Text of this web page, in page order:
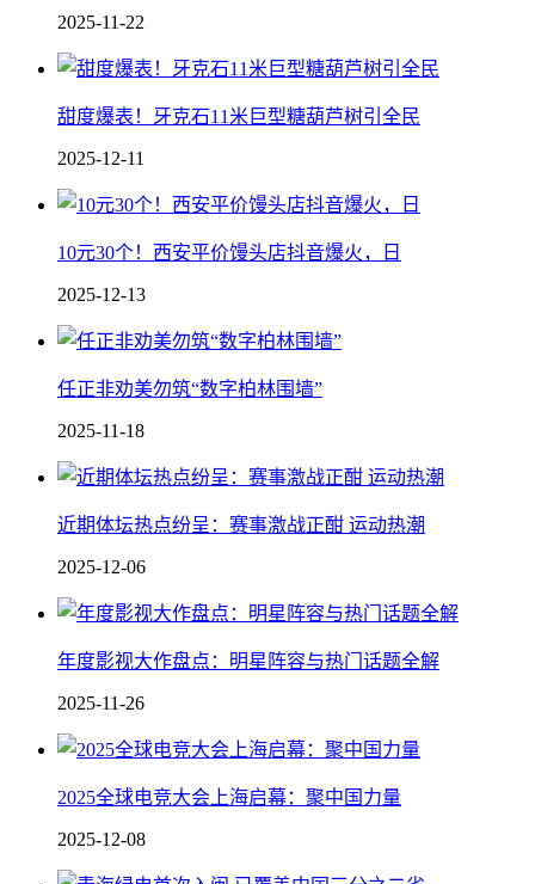
2025-11-22
甜度爆表！牙克石11米巨型糖葫芦树引全民
2025-12-11
10元30个！西安平价馒头店抖音爆火，日
2025-12-13
任正非劝美勿筑“数字柏林围墙”
2025-11-18
近期体坛热点纷呈：赛事激战正酣 运动热潮
2025-12-06
年度影视大作盘点：明星阵容与热门话题全解
2025-11-26
2025全球电竞大会上海启幕：聚中国力量
2025-12-08